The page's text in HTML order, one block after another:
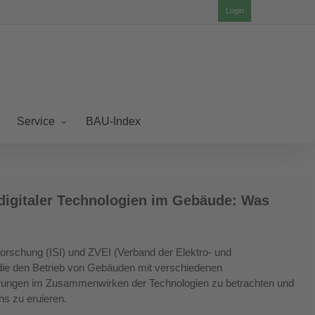
Login
Service BAU-Index
Technologien im Gebäude: Was
(ISI) und ZVEI (Verband der Elektro- und
den Betrieb von Gebäuden mit verschiedenen
im Zusammenwirken der Technologien zu betrachten und
zu eruieren.